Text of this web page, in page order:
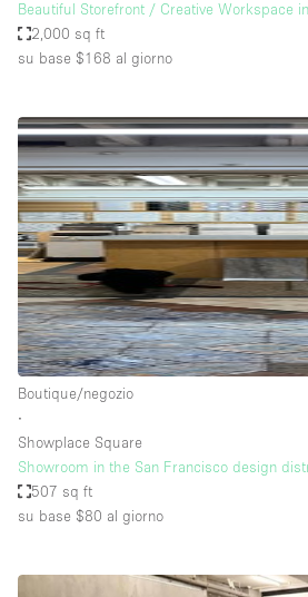
Beautiful Storefront / Creative Workspace
2,000 sq ft
su base $168 al giorno
Boutique/negozio
∙
Showplace Square
Showroom in the San Francisco design
507 sq ft
su base $80 al giorno